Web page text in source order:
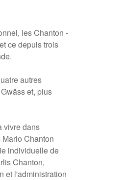
les Chanton -
ce depuis trois
autres
et, plus
vivre dans
Chanton
individuelle de
Chanton,
et l'administration